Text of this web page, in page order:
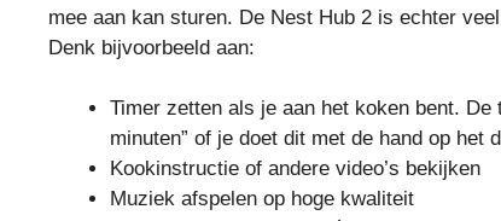
mee aan kan sturen. De Nest Hub 2 is echter
Denk bijvoorbeeld aan:
Timer zetten als je aan het koken bent.
minuten” of je doet dit met de hand op het
Kookinstructie of andere video’s bekijken
Muziek afspelen op hoge kwaliteit